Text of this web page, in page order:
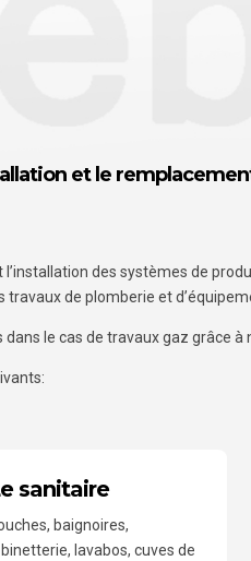
et le
des systèmes de
de plomberie et
le cas de travaux gaz grâce
sanitaire
baignoires,
lavabos, cuves de